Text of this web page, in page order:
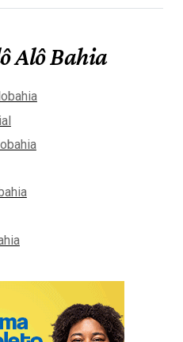
Alô Bahia